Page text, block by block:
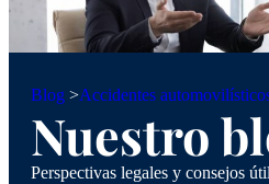
Blog >Accidentes
Nuestro
Perspectivas legales y consejos